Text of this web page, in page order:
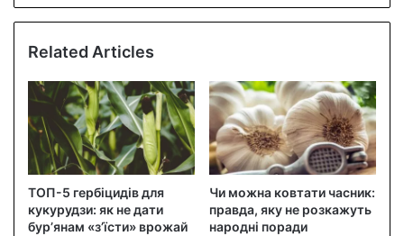
Related Articles
ТОП-5 гербіцидів для
кукурудзи: як не дати
бур’янам «з’їсти» врожай
Чи можна ковтати часник:
правда, яку не розкажуть
народні поради